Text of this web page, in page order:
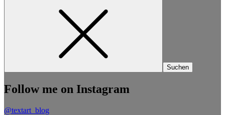
Follow me on Instagram
@textart_blog